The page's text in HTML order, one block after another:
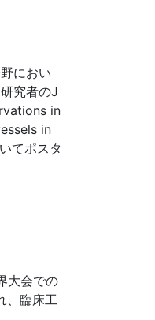
におい
究者のJ
in
in
てポスタ
大会での
、臨床工